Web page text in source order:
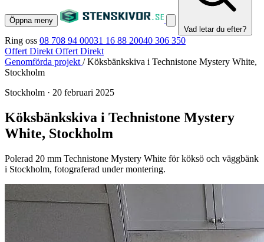
Öppna meny
Vad letar du efter?
Ring oss 08 708 94 00031 16 88 20040 306 350
Offert Direkt Offert Direkt
Genomförda projekt / Köksbänkskiva i Technistone Mystery White,
Stockholm
Stockholm · 20 februari 2025
Köksbänkskiva i Technistone Mystery
White, Stockholm
Polerad 20 mm Technistone Mystery White för köksö och väggbänk
i Stockholm, fotograferad under montering.